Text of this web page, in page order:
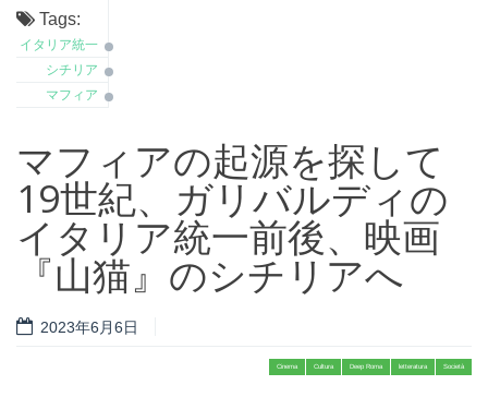
Tags:
イタリア統一
シチリア
マフィア
マフィアの起源を探して
19世紀、ガリバルディの
イタリア統一前後、映画
『山猫』のシチリアへ
2023年6月6日
Cinema Cultura Deep Roma letteratura Società